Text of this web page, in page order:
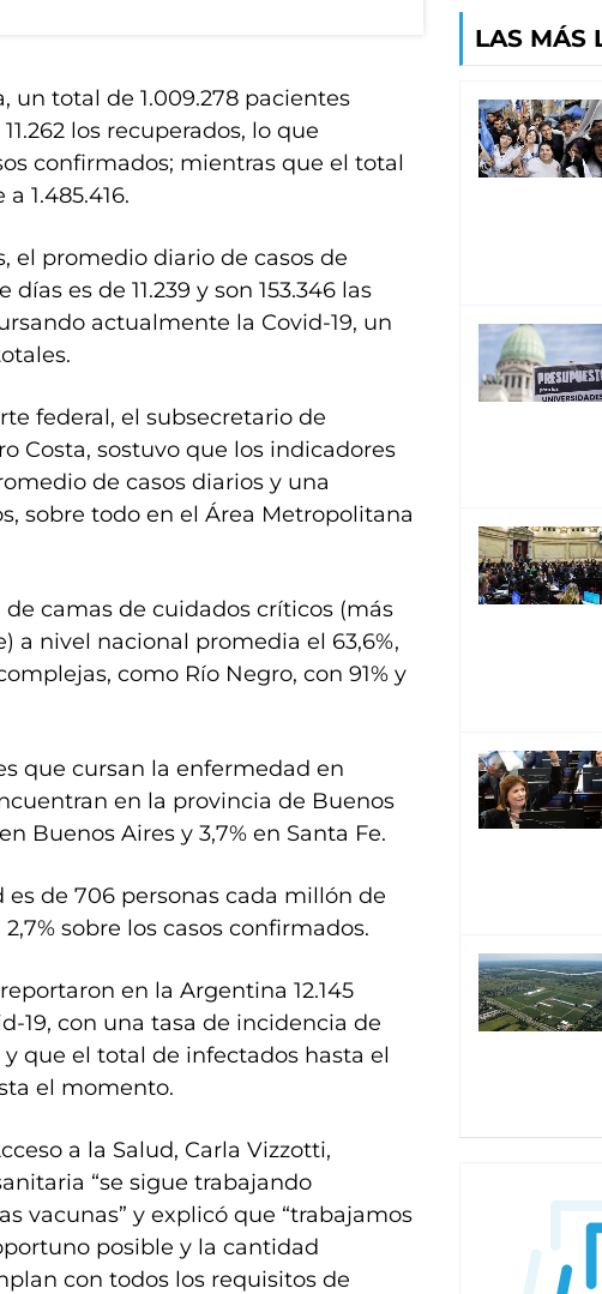
un total de 1.009.278 pacientes
los recuperados, lo que
confirmados; mientras que el total
1.485.416.
el promedio diario de casos de
es de 11.239 y son 153.346 las
actualmente la Covid-19, un
federal, el subsecretario de
Costa, sostuvo que los indicadores
de casos diarios y una
sobre todo en el Área Metropolitana
camas de cuidados críticos (más
a nivel nacional promedia el 63,6%,
como Río Negro, con 91% y
que cursan la enfermedad en
en la provincia de Buenos
Buenos Aires y 3,7% en Santa Fe.
de 706 personas cada millón de
sobre los casos confirmados.
en la Argentina 12.145
19, con una tasa de incidencia de
que el total de infectados hasta el
el momento.
a la Salud, Carla Vizzotti,
“se sigue trabajando
vacunas” y explicó que “trabajamos
posible y la cantidad
con todos los requisitos de
LAS MÁS